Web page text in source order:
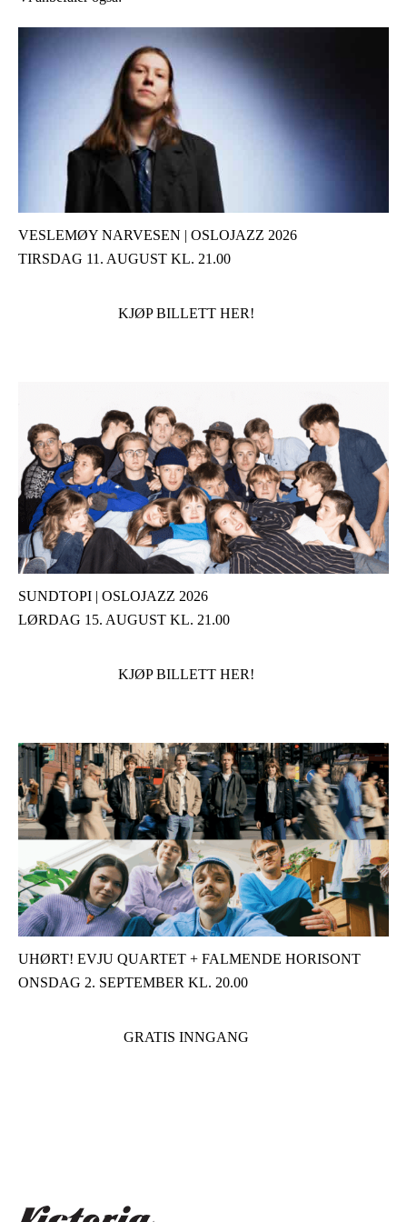
VESLEMØY NARVESEN | OSLOJAZZ 2026
TIRSDAG 11. AUGUST KL. 21.00
KJØP BILLETT HER!
SUNDTOPI | OSLOJAZZ 2026
LØRDAG 15. AUGUST KL. 21.00
KJØP BILLETT HER!
UHØRT! EVJU QUARTET + FALMENDE HORISONT
ONSDAG 2. SEPTEMBER KL. 20.00
GRATIS INNGANG